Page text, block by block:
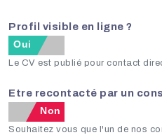
Profil visible en ligne ?
Oui
Le CV est publié pour contact
Etre recontacté par un
Non
Souhaitez vous que l'un de nos